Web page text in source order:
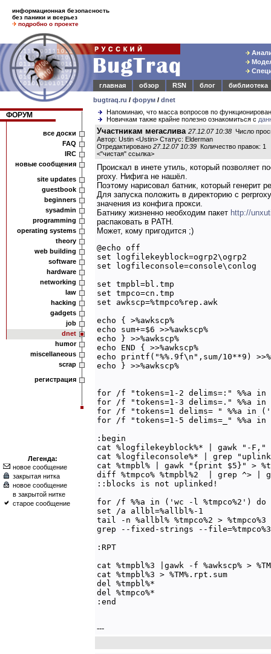
информационная безопасность
без паники и всерьез
подробно о проекте
главная
обзор RSN блог
библиотека
bugtraq.ru / форум / dnet
ФОРУМ
все доски
FAQ
IRC
новые сообщения
site updates
guestbook
beginners
sysadmin
programming
operating systems
theory
web building
software
hardware
networking
law
hacking
gadgets
job
dnet
humor
miscellaneous
scrap
регистрация
Легенда:
новое сообщение
закрытая нитка
новое сообщение
в закрытой нитке
старое сообщение
Напоминаю, что масса вопросов по
Новичкам также крайне полезно ознакомиться с
Участникам мегаслива 27.12.07 10:38 Число
Автор: Ustin <Ustin> Статус: Elderman
Отредактировано 27.12.07 10:39 Количество правок: 1
<"чистая" ссылка>
Проискал в инете утиль, который позволяет
proxy. Нифига не нашёл.
Поэтому нарисовал батник, который генерит
Для запуска положить в директорию с
значения из конфига прокси.
Батнику жизненно необходим пакет http://
распаковать в PATH.
Может, кому пригодится ;)
@echo off
set logfilekeyblock=ogrp2\ogrp2
set logfileconsole=console\conlog
set tmpbl=bl.tmp
set tmpco=cn.tmp
set awkscp=%tmpco%rep.awk
echo { >%awkscp%
echo sum+=$6 >>%awkscp%
echo } >>%awkscp%
echo END { >>%awkscp%
echo printf("%%.9f\n",sum/10**9)
echo } >>%awkscp%
for /f "tokens=1-2 delims=:" %%a in
for /f "tokens=1-3 delims=." %%a in
for /f "tokens=1 delims= " %%a in
for /f "tokens=1-5 delims=_" %%a in
:begin
cat %logfilekeyblock%* | gawk "-
cat %logfileconsole%* | grep
cat %tmpbl% | gawk "{print $5}" >
diff %tmpco% %tmpbl%2  | grep ^> |
::blocks is not uplinked!
for /f %%a in ('wc -l %tmpco%2') do
set /a allbl=%allbl%-1
tail -n %allbl% %tmpco%2 > %tmpco%3
grep --fixed-strings --file=%tmpco%3
:RPT
cat %tmpbl%3 |gawk -f %awkscp% >
cat %tmpbl%3 > %TM%.rpt.sum
del %tmpbl%*
del %tmpco%*
---